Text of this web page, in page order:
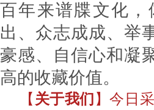
百年来谱牒文化
出、众志成成、举
豪感、自信心和凝
高的收藏价值。
【 关于我们 】今日